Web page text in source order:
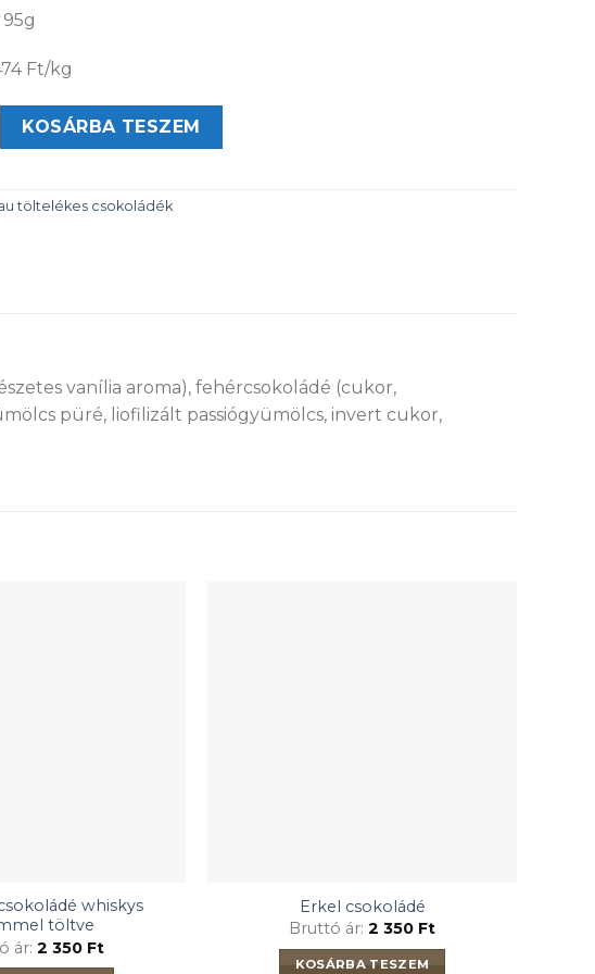
Ft/kg
krémmel töltött étcsokoládé mennyiség
KOSÁRBA TESZEM
töltelékes csokoládék
vanília aroma), fehércsokoládé (cukor,
püré, liofilizált passiógyümölcs, invert cukor,
whiskys
töltve
ár: 2 350 Ft
Erkel csokoládé
Bruttó ár: 2 350 Ft
KOSÁRBA TESZEM